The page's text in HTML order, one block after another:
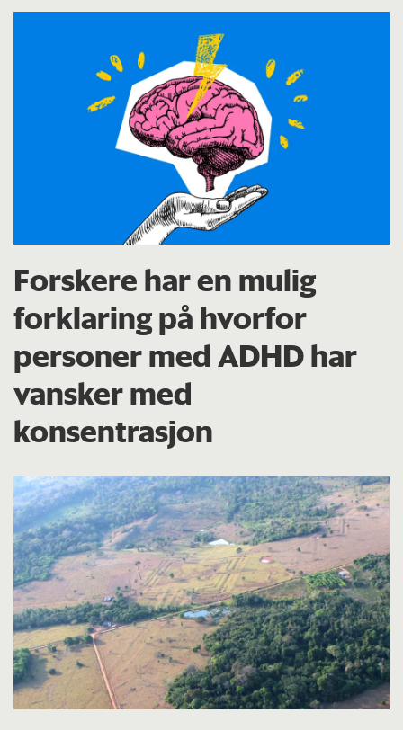
Forskere har en mulig
forklaring på hvorfor
personer med ADHD har
vansker med
konsentrasjon